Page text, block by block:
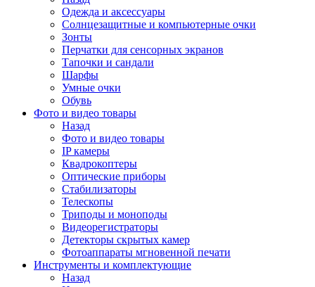
Одежда и аксессуары
Солнцезащитные и компьютерные очки
Зонты
Перчатки для сенсорных экранов
Тапочки и сандали
Шарфы
Умные очки
Обувь
Фото и видео товары
Назад
Фото и видео товары
IP камеры
Квадрокоптеры
Оптические приборы
Стабилизаторы
Телескопы
Триподы и моноподы
Видеорегистраторы
Детекторы скрытых камер
Фотоаппараты мгновенной печати
Инструменты и комплектующие
Назад